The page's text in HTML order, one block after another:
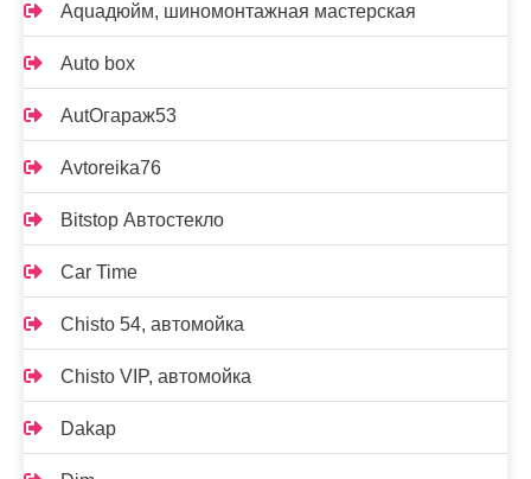
Aquaдюйм, шиномонтажная мастерская
Auto box
AutOгараж53
Avtoreika76
Bitstop Автостекло
Car Time
Chisto 54, автомойка
Chisto VIP, автомойка
Dakap